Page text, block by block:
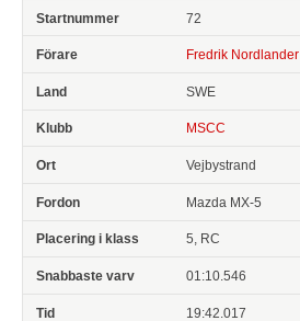
72
Fredrik Nordlander
SWE
MSCC
Vejbystrand
Mazda MX-5
5, RC
01:10.546
19:42.017